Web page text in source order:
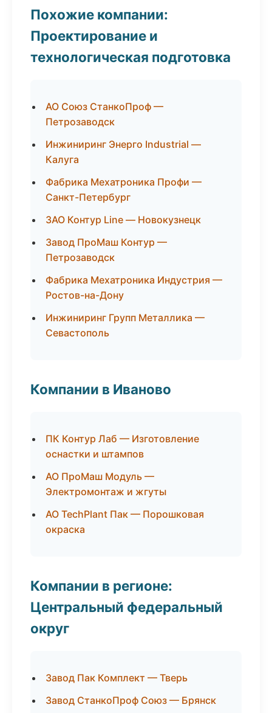
Похожие компании:
Проектирование и
технологическая подготовка
АО Союз СтанкоПроф —
Петрозаводск
Инжиниринг Энерго Industrial —
Калуга
Фабрика Мехатроника Профи —
Санкт-Петербург
ЗАО Контур Line — Новокузнецк
Завод ПроМаш Контур —
Петрозаводск
Фабрика Мехатроника Индустрия —
Ростов-на-Дону
Инжиниринг Групп Металлика —
Севастополь
Компании в Иваново
ПК Контур Лаб — Изготовление
оснастки и штампов
АО ПроМаш Модуль —
Электромонтаж и жгуты
АО TechPlant Пак — Порошковая
окраска
Компании в регионе:
Центральный федеральный
округ
Завод Пак Комплект — Тверь
Завод СтанкоПроф Союз — Брянск